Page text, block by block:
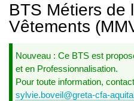
BTS Métiers de
Vêtements
Nouveau : Ce BTS est
et en Professionnalisation.
Pour toute information,
sylvie.boveil@greta-cfa-